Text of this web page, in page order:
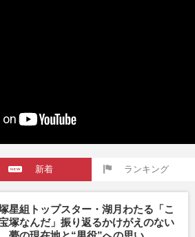
新着 ランキング
星組トップスター・湖月わたる「こ
塚なんだ」振り返るかけがえのない